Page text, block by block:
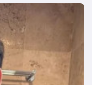
წინაშე"
უცხოეთიდან
და ხაბეიშვილი-
"ნაციონალური
ირაკლი
დღეს არ